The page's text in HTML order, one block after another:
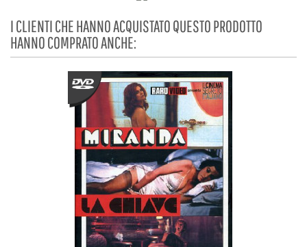
I CLIENTI CHE HANNO ACQUISTATO QUESTO PRODOTTO
HANNO COMPRATO ANCHE: